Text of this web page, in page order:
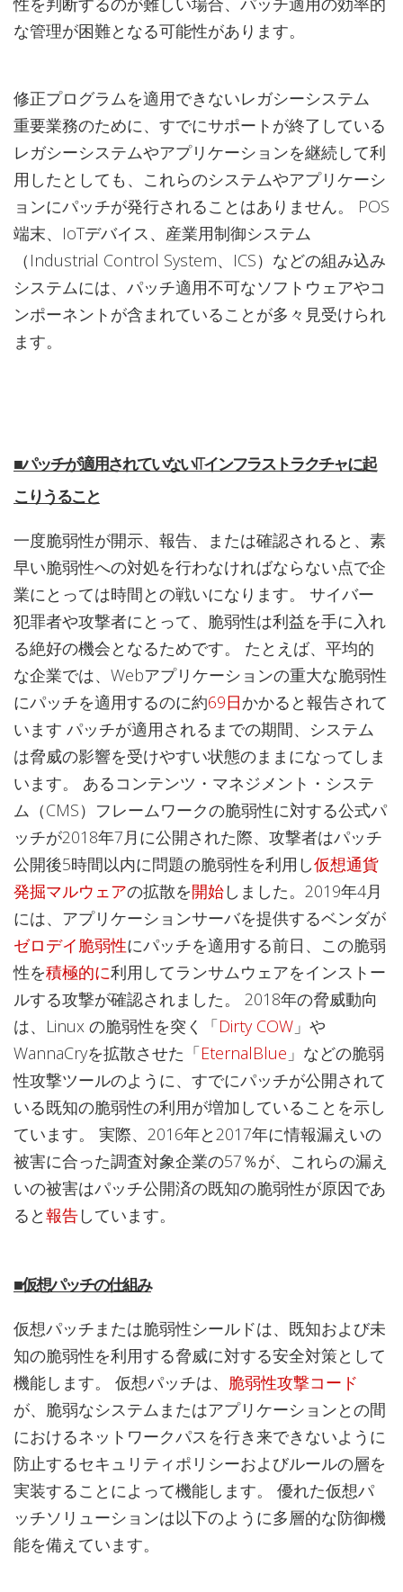
な管理が困難となる可能性があります。
修正プログラムを適用できないレガシーシステム
重要業務のために、すでにサポートが終了している
レガシーシステムやアプリケーションを継続して利
用したとしても、これらのシステムやアプリケーシ
ョンにパッチが発行されることはありません。 POS
端末、IoTデバイス、産業用制御システム
（Industrial Control System、ICS）などの組み込み
システムには、パッチ適用不可なソフトウェアやコ
ンポーネントが含まれていることが多々見受けられ
ます。
■パッチが適用されていないITインフラストラクチャに起
こりうること
一度脆弱性が開示、報告、または確認されると、素
早い脆弱性への対処を行わなければならない点で企
業にとっては時間との戦いになります。 サイバー
犯罪者や攻撃者にとって、脆弱性は利益を手に入れ
る絶好の機会となるためです。 たとえば、平均的
な企業では、Webアプリケーションの重大な脆弱性
にパッチを適用するのに約69日かかると報告されて
います パッチが適用されるまでの期間、システム
は脅威の影響を受けやすい状態のままになってしま
います。 あるコンテンツ・マネジメント・システ
ム（CMS）フレームワークの脆弱性に対する公式パ
ッチが2018年7月に公開された際、攻撃者はパッチ
公開後5時間以内に問題の脆弱性を利用し仮想通貨
発掘マルウェアの拡散を開始しました。2019年4月
には、アプリケーションサーバを提供するベンダが
ゼロデイ脆弱性にパッチを適用する前日、この脆弱
性を積極的に利用してランサムウェアをインストー
ルする攻撃が確認されました。 2018年の脅威動向
は、Linux の脆弱性を突く「Dirty COW 」や
WannaCryを拡散させた「EternalBlue 」などの脆弱
性攻撃ツールのように、すでにパッチが公開されて
いる既知の脆弱性の利用が増加していることを示し
ています。 実際、2016年と2017年に情報漏えいの
被害に合った調査対象企業の57％が、これらの漏え
いの被害はパッチ公開済の既知の脆弱性が原因であ
ると報告しています。
■仮想パッチの仕組み
仮想パッチまたは脆弱性シールドは、既知および未
知の脆弱性を利用する脅威に対する安全対策として
機能します。 仮想パッチは、 脆弱性攻撃コード
が、脆弱なシステムまたはアプリケーションとの間
におけるネットワークパスを行き来できないように
防止するセキュリティポリシーおよびルールの層を
実装することによって機能します。 優れた仮想パ
ッチソリューションは以下のように多層的な防御機
能を備えています。